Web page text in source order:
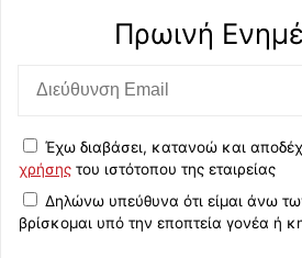
Πρωινή
Έχω διαβάσει, κατανοώ και
χρήσης του ιστότοπου της εταιρείας
Δηλώνω υπεύθυνα ότι είμαι άνω
βρίσκομαι υπό την εποπτεία γονέα ή